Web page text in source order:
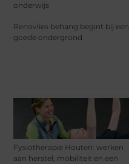
onderwijs
Renovlies behang begint bij een
goede ondergrond
Fysiotherapie Houten: werken
aan herstel, mobiliteit en een